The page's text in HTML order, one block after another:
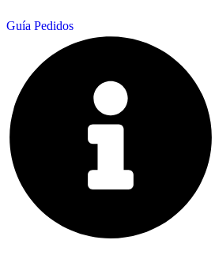
Guía Pedidos